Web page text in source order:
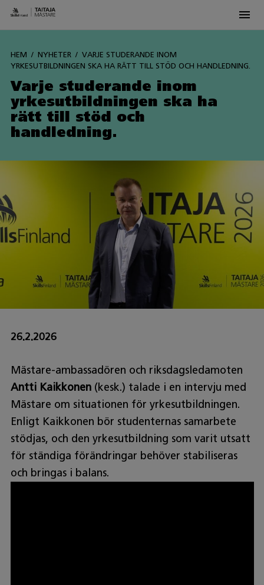
HEM NYHETER
VARJE STUDERANDE INOM
YRKESUTBILDNINGEN SKA HA RÄTT TILL STÖD OCH HANDLEDNING.
Varje studerande inom
yrkesutbildningen ska ha
rätt till stöd och
handledning.
26.2.2026
Mästare-ambassadören och riksdagsledamoten
Antti Kaikkonen(kesk.) talade i en intervju med
Mästare om situationen för yrkesutbildningen.
Enligt Kaikkonen bör studenternas samarbete
stödjas, och den yrkesutbildning som varit utsatt
för ständiga förändringar behöver stabiliseras
och bringas i balans.